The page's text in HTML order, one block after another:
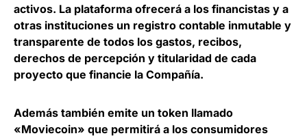
activos. La plataforma ofrecerá a los financistas y a
otras instituciones un registro contable inmutable y
transparente de todos los gastos, recibos,
derechos de percepción y titularidad de cada
proyecto que financie la Compañía.
Además también emite un token llamado
«Moviecoin» que permitirá a los consumidores